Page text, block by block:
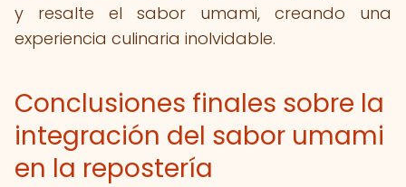
y resalte el sabor umami, creando una
experiencia culinaria inolvidable.
Conclusiones finales sobre la
integración del sabor umami
en la repostería